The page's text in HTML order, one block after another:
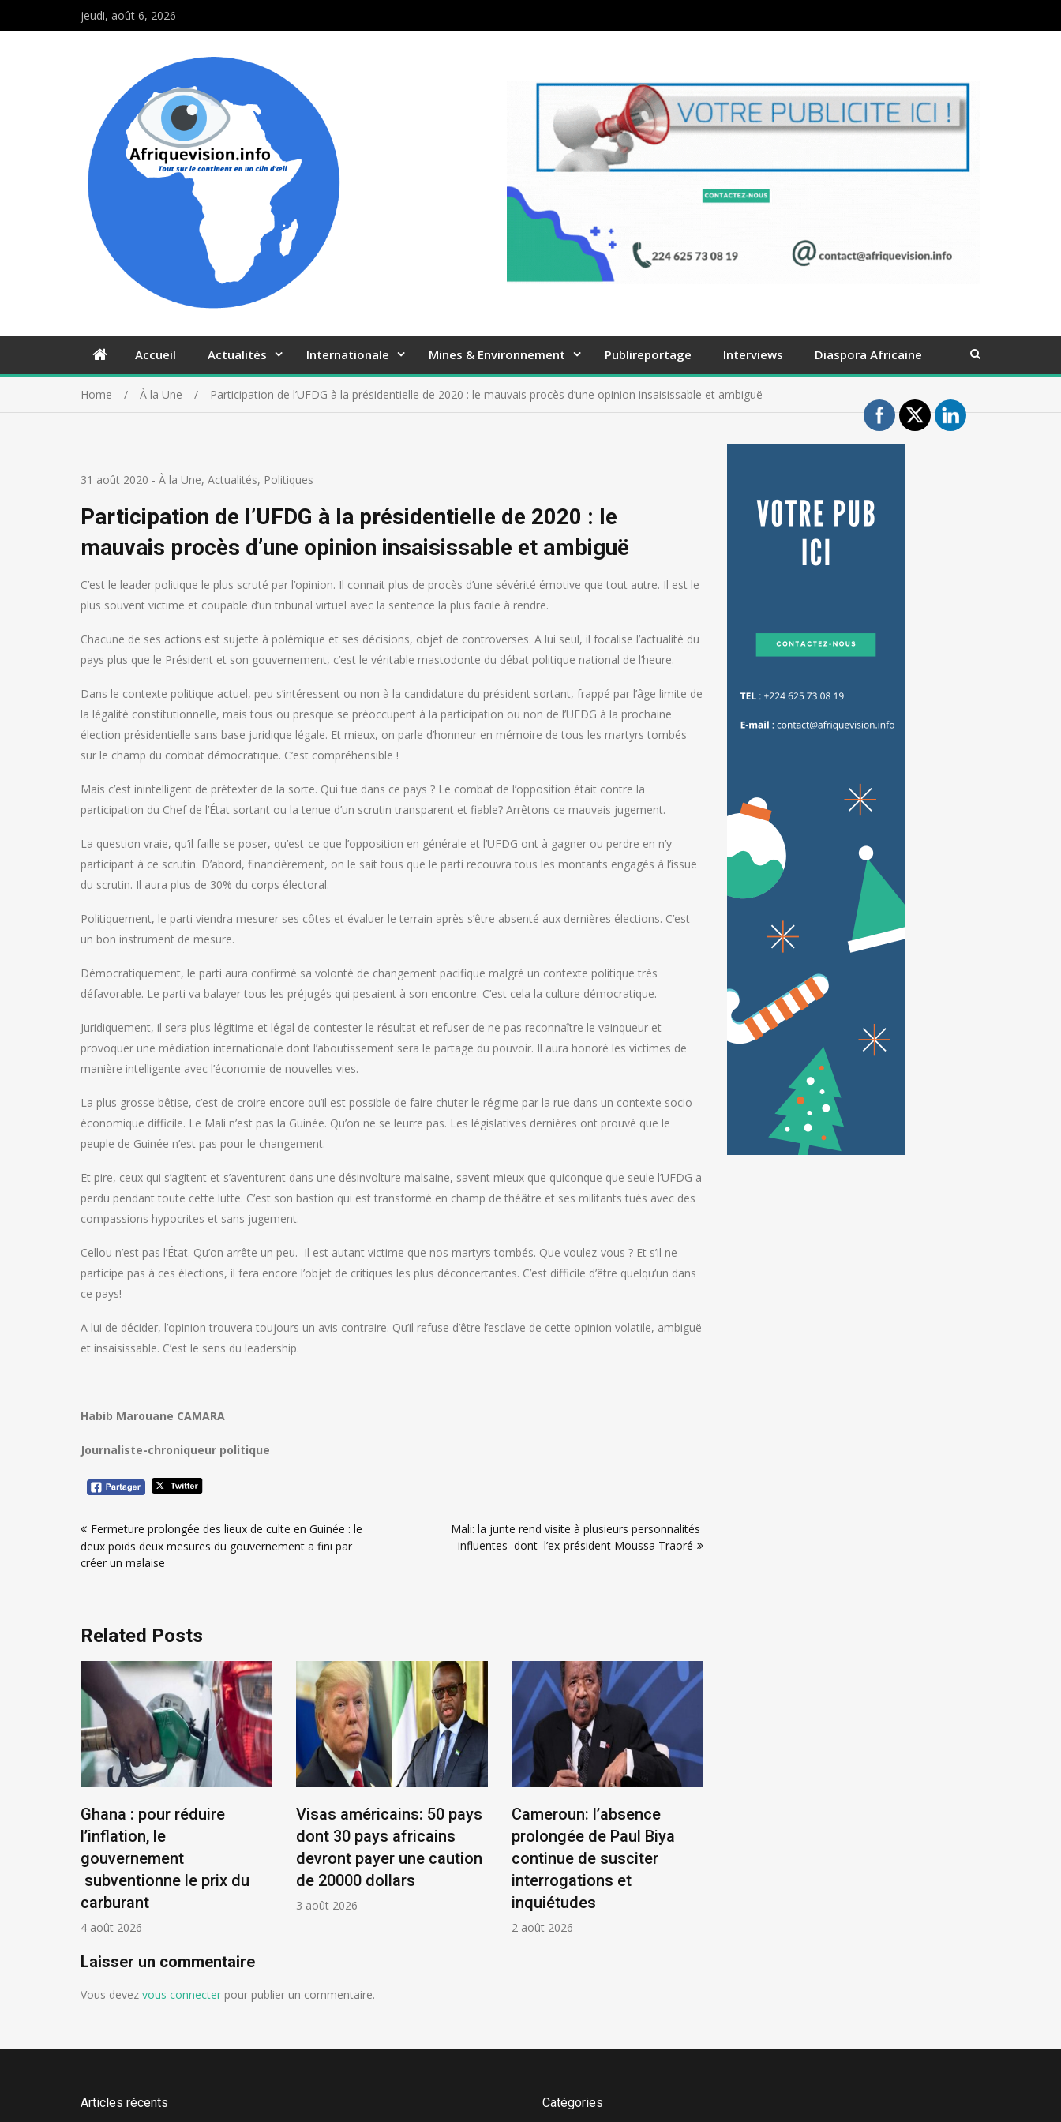
jeudi, août 6, 2026
Accueil Actualités Internationale Mines & Environnement Publireportage Interviews Diaspora Africaine
Home À la Une Participation de l’UFDG à la présidentielle de 2020 : le mauvais procès d’une opinion insaisissable et ambiguë
31 août 2020 - À la Une, Actualités, Politiques
Participation de l’UFDG à la présidentielle de 2020 : le
mauvais procès d’une opinion insaisissable et ambiguë
C’est le leader politique le plus scruté par l’opinion. Il connait plus de procès d’une sévérité émotive que tout autre. Il est le
plus souvent victime et coupable d’un tribunal virtuel avec la sentence la plus facile à rendre.
Chacune de ses actions est sujette à polémique et ses décisions, objet de controverses. A lui seul, il focalise l’actualité du
pays plus que le Président et son gouvernement, c’est le véritable mastodonte du débat politique national de l’heure.
Dans le contexte politique actuel, peu s’intéressent ou non à la candidature du président sortant, frappé par l’âge limite de
la légalité constitutionnelle, mais tous ou presque se préoccupent à la participation ou non de l’UFDG à la prochaine
élection présidentielle sans base juridique légale. Et mieux, on parle d’honneur en mémoire de tous les martyrs tombés
sur le champ du combat démocratique. C’est compréhensible !
Mais c’est inintelligent de prétexter de la sorte. Qui tue dans ce pays ? Le combat de l’opposition était contre la
participation du Chef de l’État sortant ou la tenue d’un scrutin transparent et fiable? Arrêtons ce mauvais jugement.
La question vraie, qu’il faille se poser, qu’est-ce que l’opposition en générale et l’UFDG ont à gagner ou perdre en n’y
participant à ce scrutin. D’abord, financièrement, on le sait tous que le parti recouvra tous les montants engagés à l’issue
du scrutin. Il aura plus de 30% du corps électoral.
Politiquement, le parti viendra mesurer ses côtes et évaluer le terrain après s’être absenté aux dernières élections. C’est
un bon instrument de mesure.
Démocratiquement, le parti aura confirmé sa volonté de changement pacifique malgré un contexte politique très
défavorable. Le parti va balayer tous les préjugés qui pesaient à son encontre. C’est cela la culture démocratique.
Juridiquement, il sera plus légitime et légal de contester le résultat et refuser de ne pas reconnaître le vainqueur et
provoquer une médiation internationale dont l’aboutissement sera le partage du pouvoir. Il aura honoré les victimes de
manière intelligente avec l’économie de nouvelles vies.
La plus grosse bêtise, c’est de croire encore qu’il est possible de faire chuter le régime par la rue dans un contexte socio-
économique difficile. Le Mali n’est pas la Guinée. Qu’on ne se leurre pas. Les législatives dernières ont prouvé que le
peuple de Guinée n’est pas pour le changement.
Et pire, ceux qui s’agitent et s’aventurent dans une désinvolture malsaine, savent mieux que quiconque que seule l’UFDG a
perdu pendant toute cette lutte. C’est son bastion qui est transformé en champ de théâtre et ses militants tués avec des
compassions hypocrites et sans jugement.
Cellou n’est pas l’État. Qu’on arrête un peu. Il est autant victime que nos martyrs tombés. Que voulez-vous ? Et s’il ne
participe pas à ces élections, il fera encore l’objet de critiques les plus déconcertantes. C’est difficile d’être quelqu’un dans
ce pays!
A lui de décider, l’opinion trouvera toujours un avis contraire. Qu’il refuse d’être l’esclave de cette opinion volatile, ambiguë
et insaisissable. C’est le sens du leadership.
Habib Marouane CAMARA
Journaliste-chroniqueur politique
de
l’article
Fermeture prolongée des lieux de culte en Guinée : le
deux poids deux mesures du gouvernement a fini par
créer un malaise
Mali: la junte rend visite à plusieurs personnalités
influentes dont l’ex-président Moussa Traoré
Related Posts
Ghana : pour réduire
l’inflation, le
gouvernement
subventionne le prix du
carburant
4 août 2026
Visas américains: 50 pays
dont 30 pays africains
devront payer une caution
de 20000 dollars
3 août 2026
Cameroun: l’absence
prolongée de Paul Biya
continue de susciter
interrogations et
inquiétudes
2 août 2026
Laisser un commentaire
Vous devez vous connecter pour publier un commentaire.
Articles récents Catégories